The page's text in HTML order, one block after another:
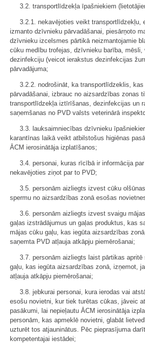
3.2. transportlīdzekļa īpašniekiem
3.2.1. nekavējoties veikt transportlīdzekļu,
izmanto dzīvnieku pārvadāšanai, piesārņoto
dzīvnieku izcelsmes pārtikā neizmantojamie
cūku medību trofejas, dzīvnieku barība, mēsli,
dezinfekciju (veicot ierakstus dezinfekcijas
pārvadājuma;
3.2.2. nodrošināt, ka transportlīdzeklis,
pārvadāšanai, izbrauc no aizsardzības zonas
transportlīdzekļa iztīrīšanas, dezinfekcijas un
saņemšanas no PVD valsts veterinārā
3.3. lauksaimniecības dzīvnieku
karantīnas laikā veikt atbilstošus higiēnas
ĀCM ierosinātāja izplatīšanos;
3.4. personai, kuras rīcībā ir informācija
nekavējoties ziņot par to PVD;
3.5. personām aizliegts izvest cūku
spermu no aizsardzības zonā esošas
3.6. personām aizliegts izvest svaigu
gaļas izstrādājumus un gaļas produktus, kas
mājas cūku gaļu, kas iegūta aizsardzības
saņemta PVD atļauja atkāpju piemērošanai;
3.7. personām aizliegts laist pārtikas
gaļu, kas iegūta aizsardzības zonā, izņemot,
atļauja atkāpju piemērošanai;
3.8. jebkurai personai, kura ierodas vai
esošu novietni, kur tiek turētas cūkas, jāveic
pasākumi, lai nepieļautu ĀCM ierosinātāja
personām, kas apmeklē novietni, glabāt
uzturēt tos atjauninātus. Pēc pieprasījuma
kompetentajai iestādei;